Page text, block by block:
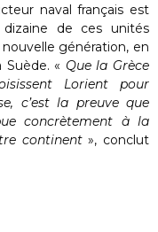
naval français est
de ces unités
génération, en
« Que la Grèce
Lorient pour
c’est la preuve que
concrètement à la
continent», conclut